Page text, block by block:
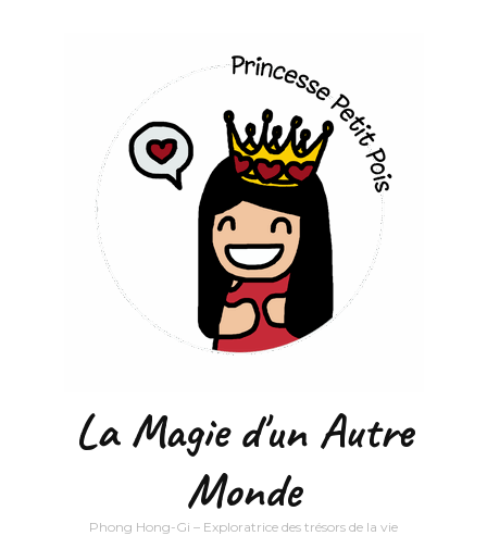
La Magie d'un Autre
Monde
Phong Hong-Gi – Exploratrice des trésors de la vie